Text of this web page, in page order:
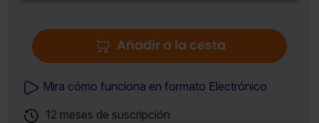
Añadir a la cesta
Mira cómo funciona en formato Electrónico
12 meses de suscripción